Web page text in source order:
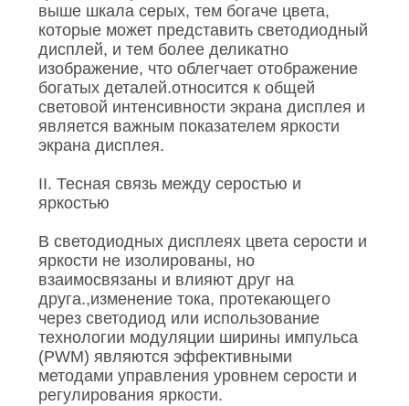
выше шкала серых, тем богаче цвета,
которые может представить светодиодный
дисплей, и тем более деликатно
изображение, что облегчает отображение
богатых деталей.относится к общей
световой интенсивности экрана дисплея и
является важным показателем яркости
экрана дисплея.
II. Тесная связь между серостью и
яркостью
В светодиодных дисплеях цвета серости и
яркости не изолированы, но
взаимосвязаны и влияют друг на
друга.,изменение тока, протекающего
через светодиод или использование
технологии модуляции ширины импульса
(PWM) являются эффективными
методами управления уровнем серости и
регулирования яркости.